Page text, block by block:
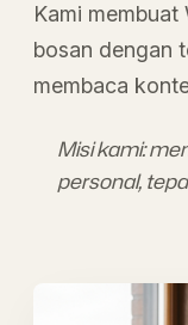
Kami
bosan dengan
membaca
Misi kami:
personal,